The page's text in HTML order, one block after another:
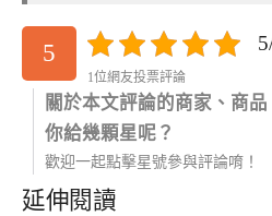
5
1位網友投票評論
關於本文評論的商家、商
你給幾顆星呢？
歡迎一起點擊星號參與評論唷！
延伸閱讀